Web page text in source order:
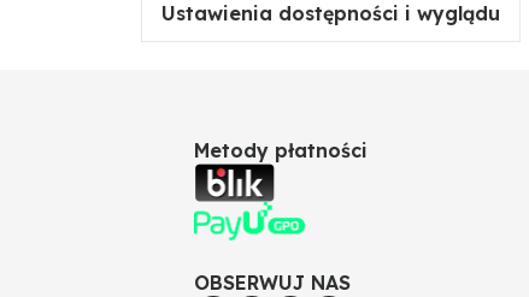
odpowiedniej części.
Ustawienia dostępności i wyglądu
Metody płatności
OBSERWUJ NAS